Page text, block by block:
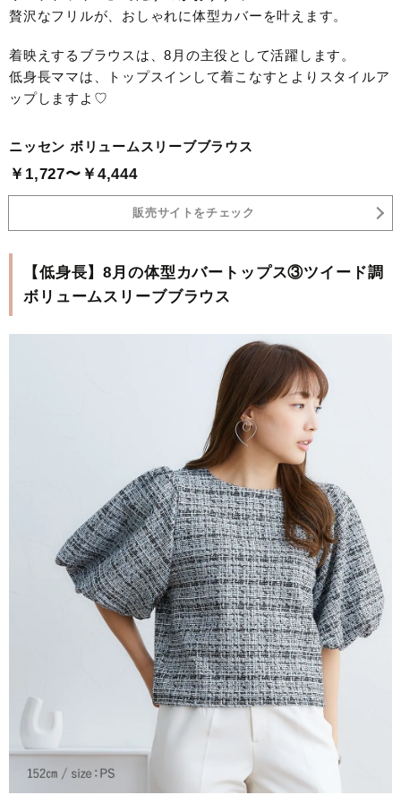
贅沢なフリルが、おしゃれに体型カバーを叶えます。
着映えするブラウスは、8月の主役として活躍します。
低身長ママは、トップスインして着こなすとよりスタイルア
ップしますよ♡
ニッセン ボリュームスリーブブラウス
￥1,727〜￥4,444
販売サイトをチェック
【低身長】8月の体型カバートップス③ツイード調
ボリュームスリーブブラウス